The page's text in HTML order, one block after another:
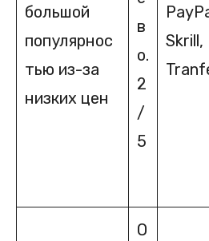
большой
популярнос
тью из-за
низких цен
в
о.
2
/
5
Skrill,
О